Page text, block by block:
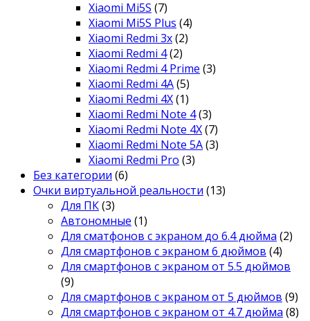
Xiaomi Mi5S (7)
Xiaomi Mi5S Plus (4)
Xiaomi Redmi 3x(2)
Xiaomi Redmi 4(2)
Xiaomi Redmi 4 Prime (3)
Xiaomi Redmi 4A(5)
Xiaomi Redmi 4X(1)
Xiaomi Redmi Note 4(3)
Xiaomi Redmi Note 4X(7)
Xiaomi Redmi Note 5A(3)
Xiaomi Redmi Pro (3)
Без категории (6)
Очки виртуальной реальности (13)
Для ПК(3)
Автономные (1)
Для сматфонов с экраном до 6.4 дюйма (2)
Для смартфонов с экраном 6 дюймов (4)
Для смартфонов с экраном от 5.5 дюймов
(9)
Для смартфонов с экраном от 5 дюймов (9)
Для смартфонов с экраном от 4.7 дюйма (8)